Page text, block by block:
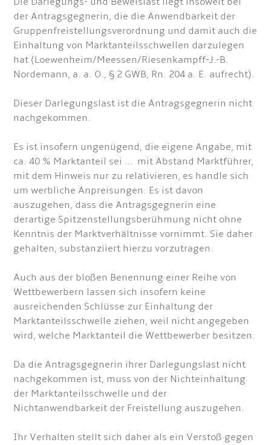
der Antragsgegnerin, die die Anwendbarkeit der
Gruppenfreistellungsverordnung und damit auch die
Einhaltung von Marktanteilsschwellen darzulegen
hat (Loewenheim/Meessen/Riesenkampff-J.-B.
Nordemann, a. a. O., § 2 GWB, Rn. 204 a. E. aufrecht).
Dieser Darlegungslast ist die Antragsgegnerin nicht
nachgekommen.
Es ist insofern ungenügend, die eigene Angabe, mit
ca. 40 % Marktanteil sei … mit Abstand Marktführer,
mit dem Hinweis nur zu relativieren, es handle sich
um werbliche Anpreisungen. Es ist davon
auszugehen, dass die Antragsgegnerin eine
derartige Spitzenstellungsberühmung nicht ohne
Kenntnis der Marktverhältnisse vornimmt. Sie daher
gehalten, substanziiert hierzu vorzutragen.
Auch aus der bloßen Benennung einer Reihe von
Wettbewerbern lassen sich insofern keine
ausreichenden Schlüsse zur Einhaltung der
Marktanteilsschwelle ziehen, weil nicht angegeben
wird, welche Marktanteil die Wettbewerber besitzen.
Da die Antragsgegnerin ihrer Darlegungslast nicht
nachgekommen ist, muss von der Nichteinhaltung
der Marktanteilsschwelle und der
Nichtanwendbarkeit der Freistellung auszugehen.
Ihr Verhalten stellt sich daher als ein Verstoß gegen